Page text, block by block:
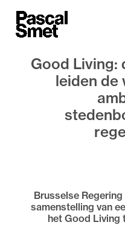
Good Living:
leiden de
Brusselse
samenstelling van
het Good Living